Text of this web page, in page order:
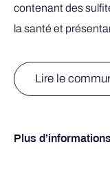
contenant des
la santé et
Lire le
Plus